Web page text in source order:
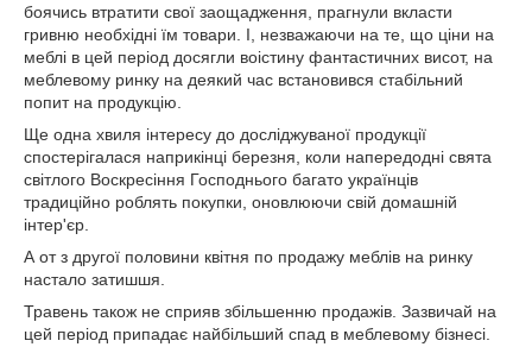
боячись втратити свої заощадження, прагнули вкласти
гривню необхідні їм товари. І, незважаючи на те, що ціни на
меблі в цей період досягли воістину фантастичних висот, на
меблевому ринку на деякий час встановився стабільний
попит на продукцію.
Ще одна хвиля інтересу до досліджуваної продукції
спостерігалася наприкінці березня, коли напередодні свята
світлого Воскресіння Господнього багато українців
традиційно роблять покупки, оновлюючи свій домашній
інтер'єр.
А от з другої половини квітня по продажу меблів на ринку
настало затишшя.
Травень також не сприяв збільшенню продажів. Зазвичай на
цей період припадає найбільший спад в меблевому бізнесі.